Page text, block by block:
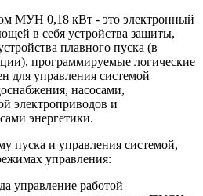
МУН 0,18 кВт - это электронный
в себя устройства защиты,
плавного пуска (в
программируемые логические
для управления системой
насосами,
электроприводов и
энергетики.
пуска и управления системой,
управления:
управление работой